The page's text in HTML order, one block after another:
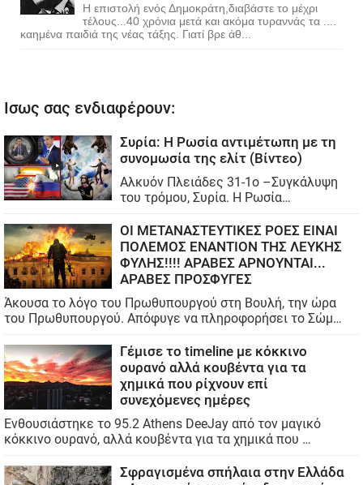
Η επιστολή ενός Δημοκράτη,διαβάστε το μέχρι
τέλους...40 χρόνια μετά και ακόμα τυραννάς τα ....
καημένα παιδιά της νέας τάξης. Γιατί βρε άθ...